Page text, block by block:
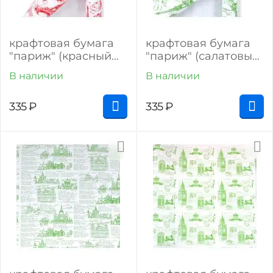
крафтовая бумага
"париж" (красный
на белом)
В наличии
335₽
крафтовая бумага
"париж" (салатовый
на белом)
В наличии
335₽